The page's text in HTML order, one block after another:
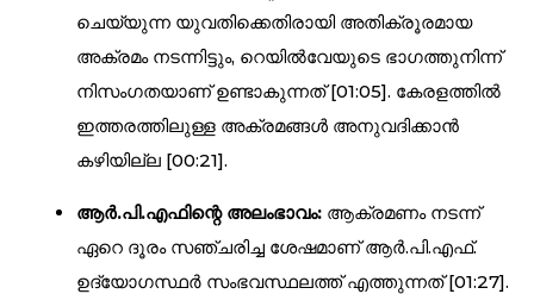
ചെയ്യുന്ന യുവതിക്കെതിരായി അതിക്രൂരമായ
അക്രമം നടന്നിട്ടും, റെയിൽവേയുടെ ഭാഗത്തുനിന്ന്
നിസംഗതയാണ് ഉണ്ടാകുന്നത് [01:05]. കേരളത്തിൽ
ഇത്തരത്തിലുള്ള അക്രമങ്ങൾ അനുവദിക്കാൻ
കഴിയില്ല [00:21].
ആർ.പി.എഫിന്റെ അലംഭാവം: ആക്രമണം നടന്ന്
ഏറെ ദൂരം സഞ്ചരിച്ച ശേഷമാണ് ആർ.പി.എഫ്.
ഉദ്യോഗസ്ഥർ സംഭവസ്ഥലത്ത് എത്തുന്നത് [01:27].